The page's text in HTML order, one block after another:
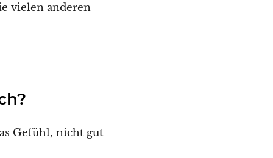
vielen anderen
Gefühl, nicht gut